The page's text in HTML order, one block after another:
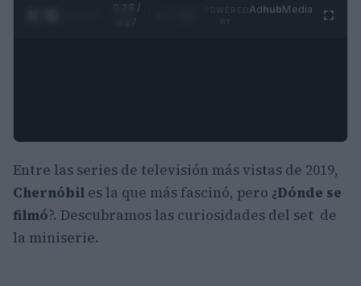
0:29 /
AdhubMedia
Entre las series de televisión más vistas de 2019,
Chernóbil es la que más fascinó, pero ¿Dónde se
filmó?. Descubramos las curiosidades del set de
la miniserie.